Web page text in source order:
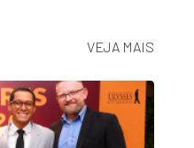
VEJA MAIS